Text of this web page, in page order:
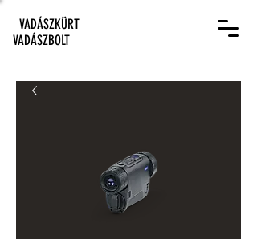
VADÁSZKÜRT
VADÁSZBOLT